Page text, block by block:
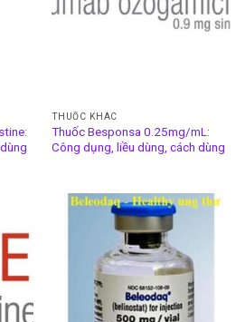
THUỐC KHÁC
Thuốc Besponsa 0.25mg/mL:
Công dụng, liều dùng, cách dùng